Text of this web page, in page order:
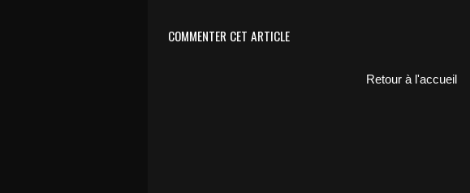
COMMENTER CET ARTICLE
Retour à l'accueil